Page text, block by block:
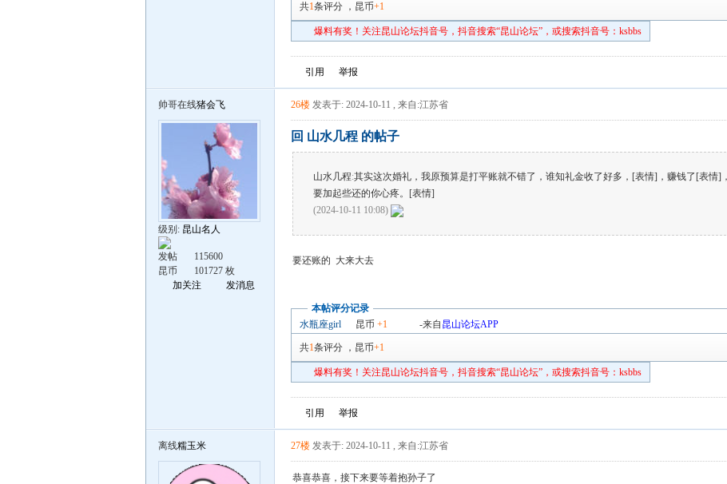
共1条评分 ， 昆币+1
爆料有奖！关注昆山论坛抖音号，抖音搜索“昆山论坛”，或搜索抖音号：ksbbs
引用 举报
帅哥在线猪会飞
级别: 昆山名人
发帖
115600
昆币
101727 枚
加关注
发消息
26楼 发表于: 2024-10-11 , 来自:江苏省
回 山水几程 的帖子
山水几程:其实这次婚礼，我原预算是打平账就不错了，谁知礼金收了好多，[表情]，赚钱了[表情]
要加起些还的你心疼。[表情]
(2024-10-11 10:08)
要还账的 大来大去
本帖评分记录
水瓶座girl
昆币 +1 -来自 昆山论坛APP
共1条评分 ， 昆币+1
爆料有奖！关注昆山论坛抖音号，抖音搜索“昆山论坛”，或搜索抖音号：ksbbs
引用 举报
离线糯玉米 27楼 发表于: 2024-10-11 , 来自:江苏省
恭喜恭喜，接下来要等着抱孙子了